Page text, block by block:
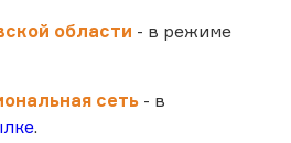
области - в режиме
сеть - в
.